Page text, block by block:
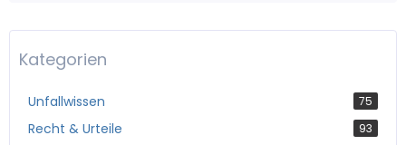
Kategorien
Unfallwissen 75
Recht & Urteile 93